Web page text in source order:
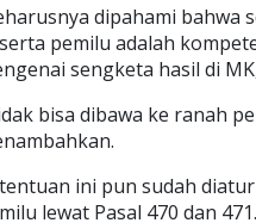
dipahami
pemilu adalah
sengketa hasil di
bisa dibawa ke ranah
ini pun sudah
lewat Pasal 470 dan 471.